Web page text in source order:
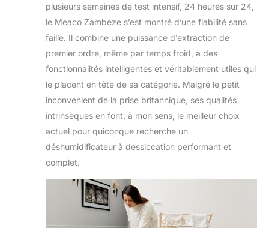
plusieurs semaines de test intensif, 24 heures sur 24,
le Meaco Zambèze s’est montré d’une fiabilité sans
faille. Il combine une puissance d’extraction de
premier ordre, même par temps froid, à des
fonctionnalités intelligentes et véritablement utiles qui
le placent en tête de sa catégorie. Malgré le petit
inconvénient de la prise britannique, ses qualités
intrinsèques en font, à mon sens, le meilleur choix
actuel pour quiconque recherche un
déshumidificateur à dessiccation performant et
complet.